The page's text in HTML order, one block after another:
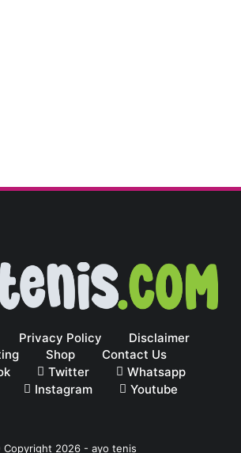
Privacy Policy
Disclaimer
Shop
Contact Us
Twitter
Whatsapp
Instagram Youtube
2026 - ayo tenis